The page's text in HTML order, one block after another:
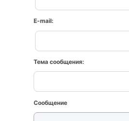
E-mail:
Тема сообщения:
Сообщение